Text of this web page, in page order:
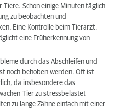
Schon einige Minuten täglich
zu beobachten und
Eine Kontrolle beim Tierarzt,
eine Früherkennung von
durch das Abschleifen und
noch behoben werden. Oft ist
da insbesondere das
Tier zu stressbelastet
zu lange Zähne einfach mit einer